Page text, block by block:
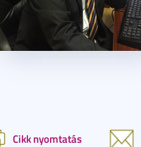
Cikk nyomtatás